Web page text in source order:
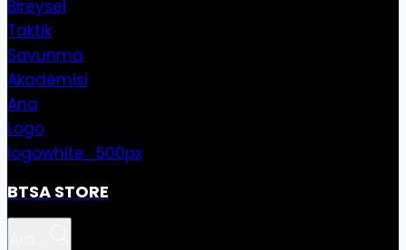
BTSA STORE